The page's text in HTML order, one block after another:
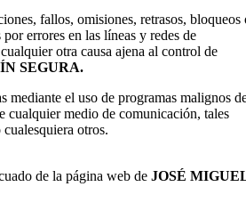
fallos, omisiones, retrasos, bloqueos
errores en las líneas y redes de
otra causa ajena al control de
SEGURA.
mediante el uso de programas malignos
cualquier medio de comunicación, tales
otros.
de la página web de JOSÉ